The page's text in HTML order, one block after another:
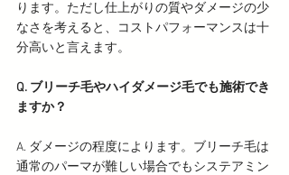
ります。ただし仕上がりの質やダメージの少
なさを考えると、コストパフォーマンスは十
分高いと言えます。
Q. ブリーチ毛やハイダメージ毛でも施術でき
ますか？
A. ダメージの程度によります。ブリーチ毛は
通常のパーマが難しい場合でもシステアミン